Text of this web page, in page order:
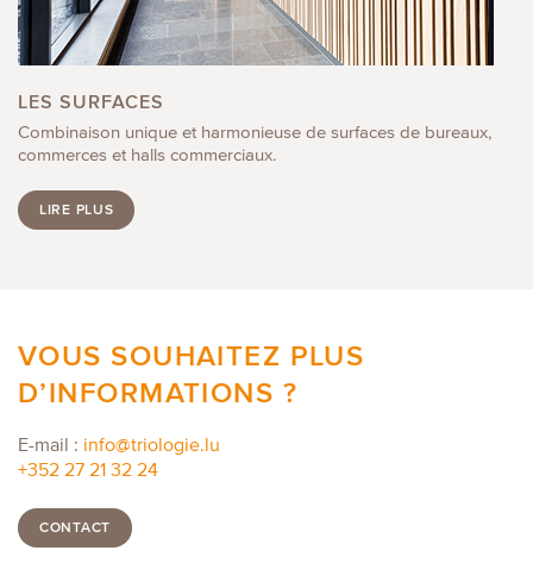
LES SURFACES
Combinaison unique et harmonieuse de surfaces de bureaux,
commerces et halls commerciaux.
LIRE PLUS
VOUS SOUHAITEZ PLUS
D’INFORMATIONS ?
E-mail : info@triologie.lu
+352 27 21 32 24
CONTACT